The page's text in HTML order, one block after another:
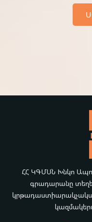
ՀՀ ԿԳՄՍՆ Խնկո
գրադարանը